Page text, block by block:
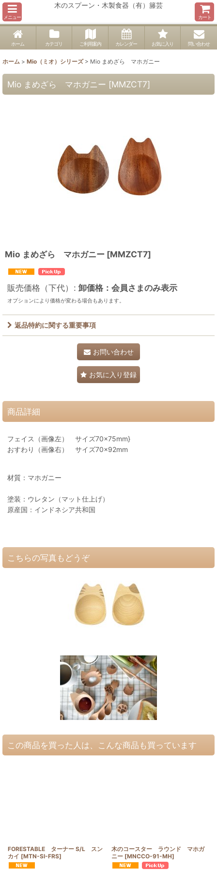
メニュー
木のスプーン・木製食器（有）籐芸
カート
ホーム カテゴリ ご利用案内 カレンダー お気に入り 問い合わせ
ホーム > Mio（ミオ）シリーズ > Mio まめざら マホガニー
Mio まめざら マホガニー [MMZCT7]
Mio まめざら マホガニー [MMZCT7]
販売価格（下代） : 卸価格：会員さまのみ表示
オプションにより価格が変わる場合もあります。
返品特約に関する重要事項
お問い合わせ
お気に入り登録
商品詳細
フェイス（画像左） サイズ70×75mm}
おすわり（画像右） サイズ70×92mm
材質：マホガニー
塗装：ウレタン（マット仕上げ）
原産国：インドネシア共和国
こちらの写真もどうぞ
この商品を買った人は、こんな商品も買っています
FORESTABLE ターナー S/L スン
カイ [MTN-SI-FRS]
木のコースター ラウンド マホガ
ニー [MNCCO-91-MH]